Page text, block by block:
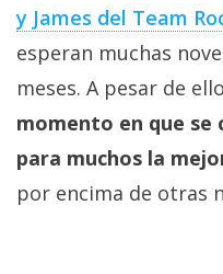
y James del Team
esperan muchas
meses. A pesar de
momento en que se
para muchos la
por encima de otras